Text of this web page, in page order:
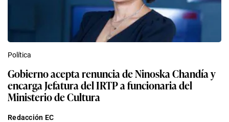
Política
Gobierno acepta renuncia de Ninoska Chandía y
encarga Jefatura del IRTP a funcionaria del
Ministerio de Cultura
Redacción EC